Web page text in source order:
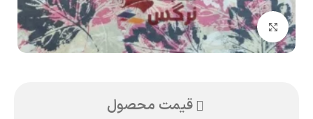
بزرگنمایی تصویر
قیمت محصول